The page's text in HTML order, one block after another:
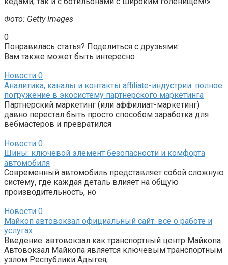
Фото: Getty Images
0
Понравилась статья? Поделиться с друзьями:
Вам также может быть интересно
Новости 0
Аналитика, каналы и контакты affiliate-индустрии: полное
погружение в экосистему партнерского маркетинга
Партнерский маркетинг (или аффилиат-маркетинг)
давно перестал быть просто способом заработка для
вебмастеров и превратился
Новости 0
Шины: ключевой элемент безопасности и комфорта
автомобиля
Современный автомобиль представляет собой сложную
систему, где каждая деталь влияет на общую
производительность, но
Новости 0
Майкоп автовокзал официальный сайт: все о работе и
услугах
Введение: автовокзал как транспортный центр Майкопа
Автовокзал Майкопа является ключевым транспортным
узлом Республики Адыгея,